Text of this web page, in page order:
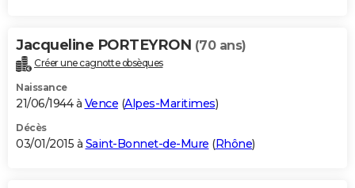
Jacqueline PORTEYRON (70 ans)
Créer une cagnotte obsèques
Naissance
21/06/1944 à Vence (Alpes-Maritimes)
Décès
03/01/2015 à Saint-Bonnet-de-Mure (Rhône)